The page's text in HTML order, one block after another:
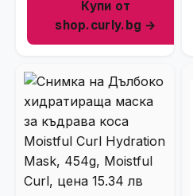
Masque, 227гКупи от
shop.curly.bg →